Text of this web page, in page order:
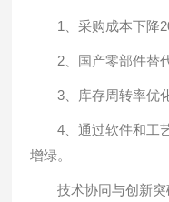
1、采购成本下降
2、国产零部件替
3、库存周转率优
4、通过软件和工艺
增绿。
技术协同与创新突